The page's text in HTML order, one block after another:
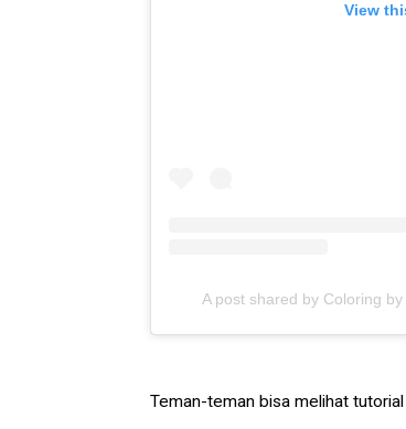
View
A post shared by Coloring
Teman-teman bisa melihat